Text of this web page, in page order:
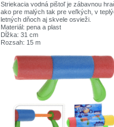
Striekacia vodná pištoľ je zábavnou
ako pre malých tak pre veľkých, v
letných dňoch aj skvele osvieži.
Materiál: pena a plast
Dĺžka: 31 cm
Rozsah: 15 m